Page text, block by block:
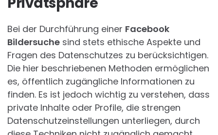
Bei der Durchführung einer Facebook
Bildersuche sind stets ethische Aspekte und
Fragen des Datenschutzes zu berücksichtigen.
Die hier beschriebenen Methoden ermöglichen
es, öffentlich zugängliche Informationen zu
finden. Es ist jedoch wichtig zu verstehen, dass
private Inhalte oder Profile, die strengen
Datenschutzeinstellungen unterliegen, durch